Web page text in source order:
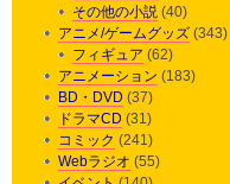
その他の小説 (40)
アニメ/ゲームグッズ (343)
フィギュア (62)
アニメーション (183)
BD・DVD (37)
ドラマCD (31)
コミック (241)
Webラジオ (55)